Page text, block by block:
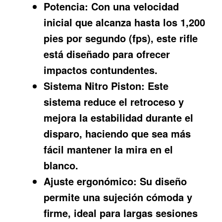
Potencia: Con una velocidad
inicial que alcanza hasta los 1,200
pies por segundo (fps), este rifle
está diseñado para ofrecer
impactos contundentes.
Sistema Nitro Piston: Este
sistema reduce el retroceso y
mejora la estabilidad durante el
disparo, haciendo que sea más
fácil mantener la mira en el
blanco.
Ajuste ergonómico: Su diseño
permite una sujeción cómoda y
firme, ideal para largas sesiones